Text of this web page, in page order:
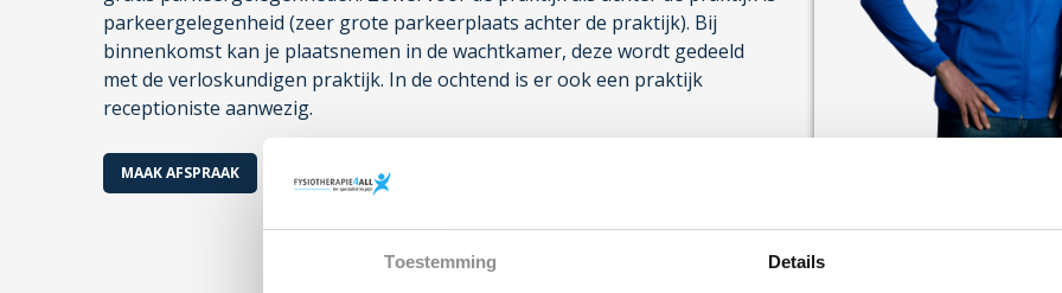
Toestemming Details
parkeergelegenheid (zeer grote parkeerplaats achter de praktijk). Bij
binnenkomst kan je plaatsnemen in de wachtkamer, deze wordt gedeeld
met de verloskundigen praktijk. In de ochtend is er ook een praktijk
receptioniste aanwezig.
MAAK AFSPRAAK